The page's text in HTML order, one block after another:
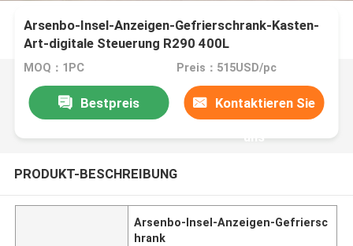
Arsenbo-Insel-Anzeigen-Gefrierschrank-Kasten-
Art-digitale Steuerung R290 400L
MOQ：1PC Preis：515USD/pc
Bestpreis Kontaktieren Sie
uns
PRODUKT-BESCHREIBUNG
Arsenbo-Insel-Anzeigen-Gefriersc
hrank